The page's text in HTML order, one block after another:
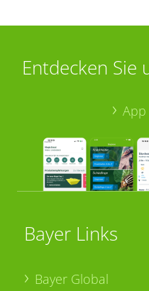
Entdecken Sie
Bayer Links
Bayer Global